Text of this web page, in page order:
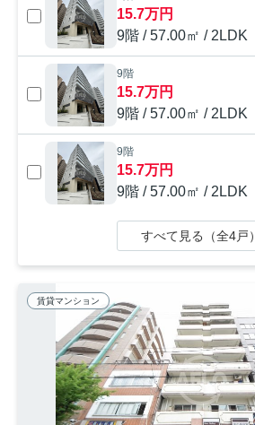
15.7万円
9階 / 57.00㎡ / 2LDK
9階
15.7万円
9階 / 57.00㎡ / 2LDK
9階
15.7万円
9階 / 57.00㎡ / 2LDK
すべて見る（全4戸）
賃貸マンション